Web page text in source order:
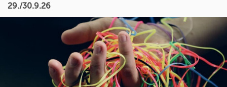
29./30.9.26